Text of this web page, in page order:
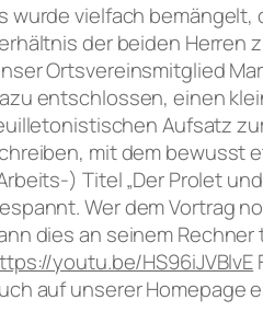
wurde vielfach bemängelt,
der beiden Herren
Ortsvereinsmitglied
entschlossen, einen
Aufsatz
mit dem bewusst
) Titel „Der Prolet und
Wer dem Vortrag
dies an seinem
youtu.be/HS96iJVBlvE
auf unserer Homepage